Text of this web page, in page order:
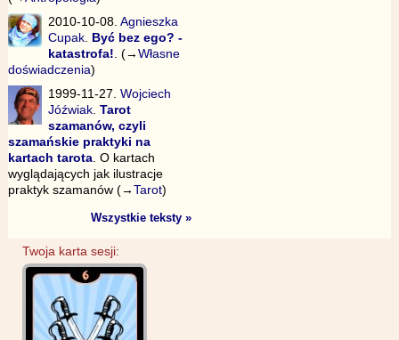
2010-10-08.Agnieszka
Cupak Być bez ego? -
katastrofa! . (→Własne
doświadczenia)
1999-11-27.Wojciech
Jóźwiak .Tarot
szamanów, czyli
szamańskie praktyki na
kartach tarota. O kartach
wyglądających jak ilustracje
praktyk szamanów (→Tarot)
Wszystkie teksty »
Twoja karta sesji: